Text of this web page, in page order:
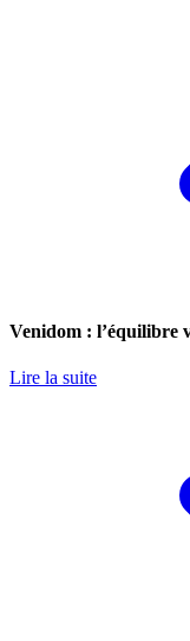
Venidom : l’équilibre
Lire la suite